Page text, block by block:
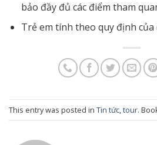
bảo đầy đủ các điểm tham
Trẻ em tính theo quy định
This entry was posted in Tin tức tour.